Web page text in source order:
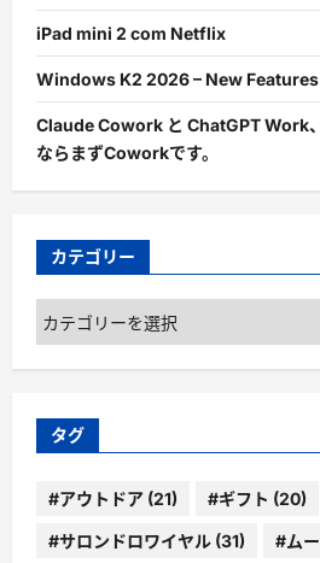
iPad mini 2 com Netflix
Windows K2 2026 – New
Claude Cowork と ChatGPT Work
ならまずCoworkです。
カテゴリー
カ
テ
ゴ
ー
タグ
#アウトドア (21) #ギフト (20)
#サロンドロワイヤル (31) #ム